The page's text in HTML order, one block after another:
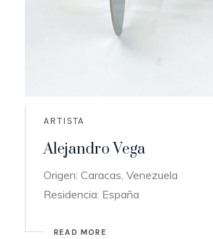
ARTISTA
Alejandro Vega
Origen: Caracas, Venezuela
Residencia: España
READ MORE